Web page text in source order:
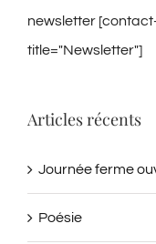
newsletter
title="Newsletter"]
Articles récents
Journée ferme
Poésie